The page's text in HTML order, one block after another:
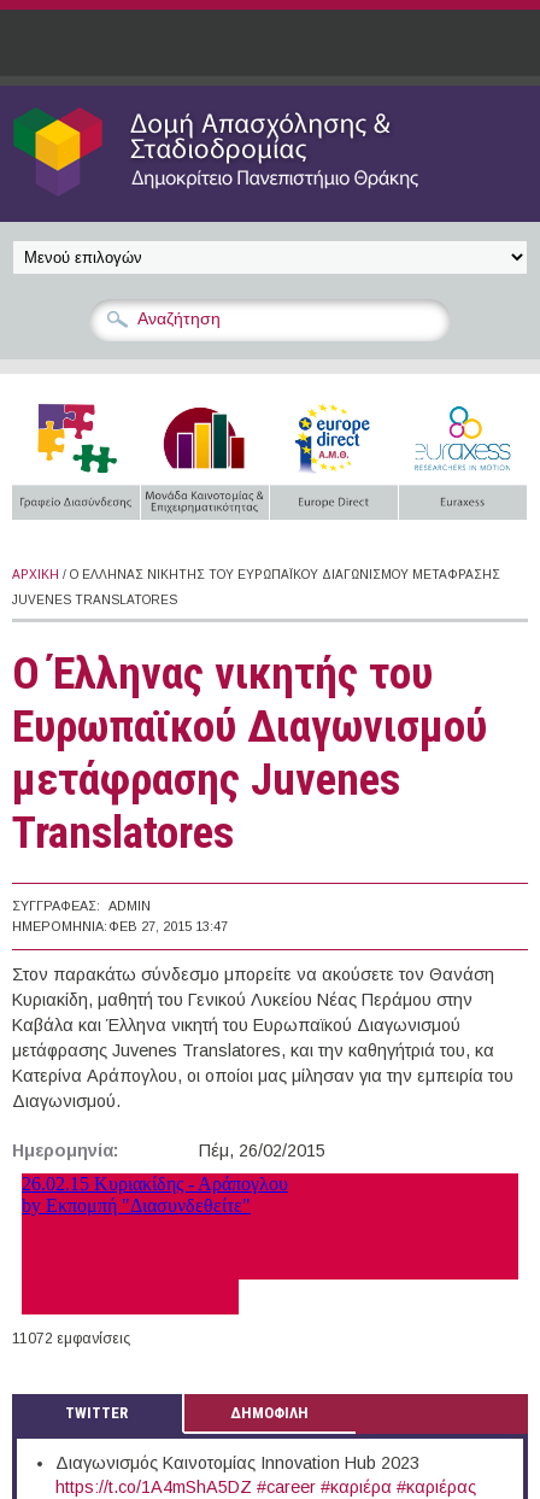
Παράκαμψη προς το κυρίως περιεχόμενο
ΑΡΧΙΚΉ / Ο ΈΛΛΗΝΑΣ ΝΙΚΗΤΉΣ ΤΟΥ ΕΥΡΩΠΑΪΚΟΎ ΔΙΑΓΩΝΙΣΜΟΎ ΜΕΤΆΦΡΑΣΗΣ
JUVENES TRANSLATORES
Ο Έλληνας νικητής του
Ευρωπαϊκού Διαγωνισμού
μετάφρασης Juvenes
Translatores
ΣΥΓΓΡΑΦΈΑΣ:
ADMIN
ΗΜΕΡΟΜΗΝΊΑ: ΦΕΒ 27, 2015 13:47
Στον παρακάτω σύνδεσμο μπορείτε να ακούσετε τον Θανάση
Κυριακίδη, μαθητή του Γενικού Λυκείου Νέας Περάμου στην
Καβάλα και Έλληνα νικητή του Ευρωπαϊκού Διαγωνισμού
μετάφρασης Juvenes Translatores, και την καθηγήτριά του, κα
Κατερίνα Αράπογλου, οι οποίοι μας μίλησαν για την εμπειρία του
Διαγωνισμού.
Ημερομηνία: Πέμ, 26/02/2015
11072 εμφανίσεις
TWITTER ΔΗΜΟΦΙΛΗ
Διαγωνισμός Καινοτομίας Innovation Hub 2023
https://t.co/1A4mShA5DZ #career #καριέρα #καριέρας